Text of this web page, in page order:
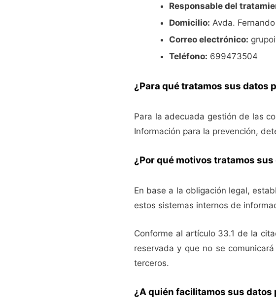
Responsable del
Domicilio: Avda.
Correo electrónico:
Teléfono: 699473504
¿Para qué tratamos sus datos
Para la adecuada gestión de las
Información para la prevención,
¿Por qué motivos tratamos
En base a la obligación legal,
estos sistemas internos de
Conforme al artículo 33.1 de la
reservada y que no se
terceros.
¿A quién facilitamos sus datos